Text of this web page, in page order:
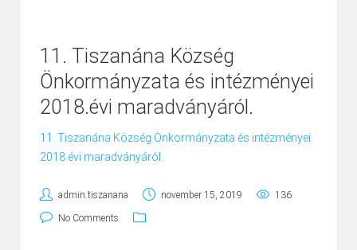
11. Tiszanána Község
Önkormányzata és intézményei
2018.évi maradványáról.
11. Tiszanána Község Önkormányzata és intézményei
2018.évi maradványáról.
admin.tiszanana november 15, 2019 136
No Comments